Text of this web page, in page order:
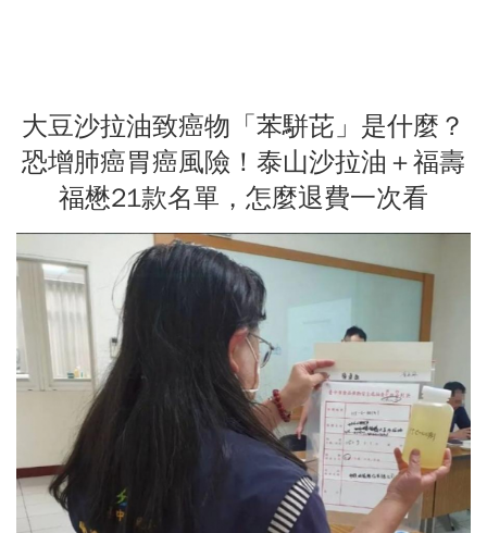
大豆沙拉油致癌物「苯駢芘」是什麼？
恐增肺癌胃癌風險！泰山沙拉油＋福壽
福懋21款名單，怎麼退費一次看